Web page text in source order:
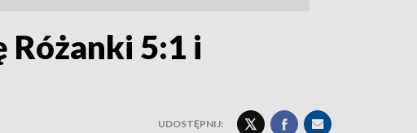
5:1 i
UDOSTĘPNIJ: